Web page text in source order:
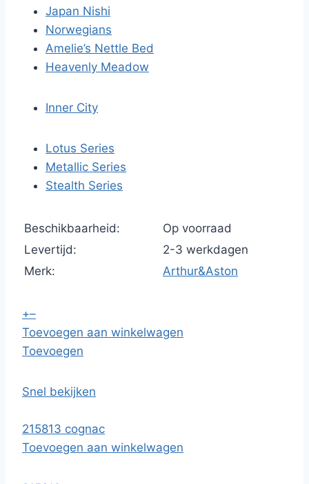
Japan Nishi
Norwegians
Amelie’s Nettle Bed
Heavenly Meadow
Inner City
Lotus Series
Metallic Series
Stealth Series
Beschikbaarheid:
Op voorraad
Levertijd:
2-3 werkdagen
Merk:
Arthur&Aston
+–
Toevoegen aan winkelwagen
Toevoegen
Snel bekijken
215813 cognac
Toevoegen aan winkelwagen